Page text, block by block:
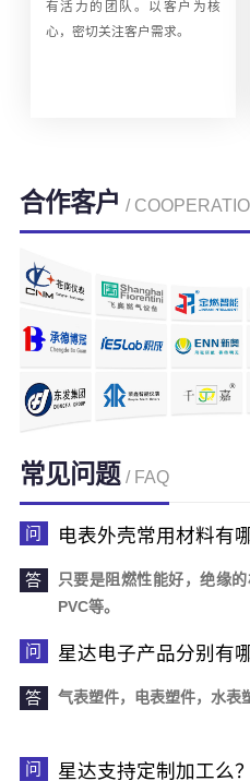
有活力的团队。以客户为核
心，密切关注客户需求。
合作客户 /
常见问题 / FAQ
电表外壳常用材料有哪
只要是阻燃性能好，绝缘
PVC等。
星达电子产品分别有哪
气表塑件，电表塑件，水表
星达支持定制加工么？